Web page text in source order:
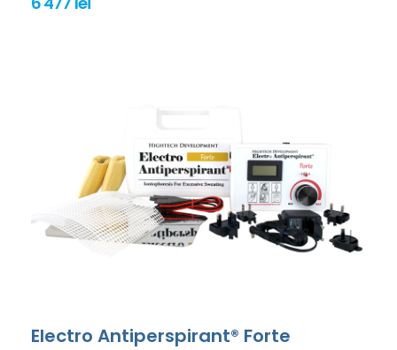
Electro Antiperspirant® Forte